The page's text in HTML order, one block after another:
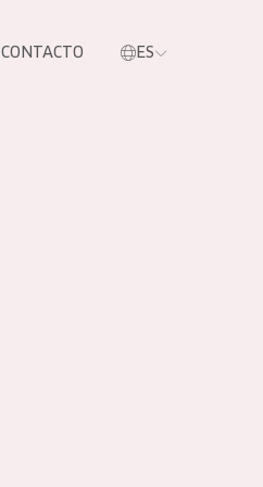
CONTACTO ES